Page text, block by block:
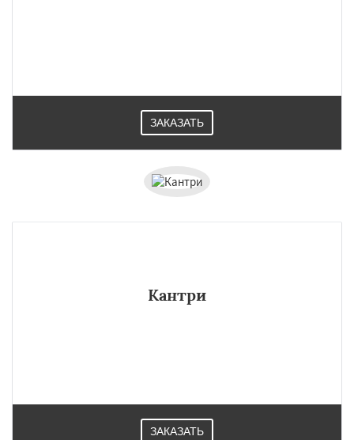
ЗАКАЗАТЬ
Кантри
ЗАКАЗАТЬ